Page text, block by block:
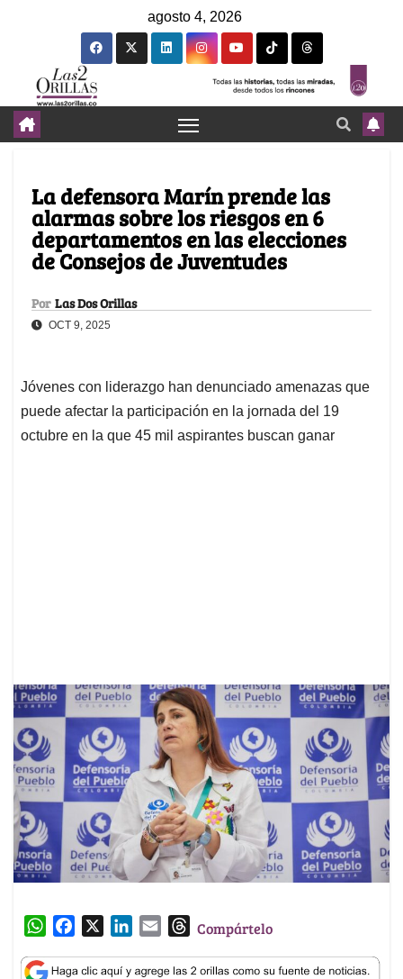
agosto 4, 2026
La defensora Marín prende las
alarmas sobre los riesgos en 6
departamentos en las elecciones
de Consejos de Juventudes
Por Las Dos Orillas
OCT 9, 2025
Jóvenes con liderazgo han denunciado amenazas que
puede afectar la participación en la jornada del 19
octubre en la que 45 mil aspirantes buscan ganar
W
a
c
n
a
T
r
Compártelo